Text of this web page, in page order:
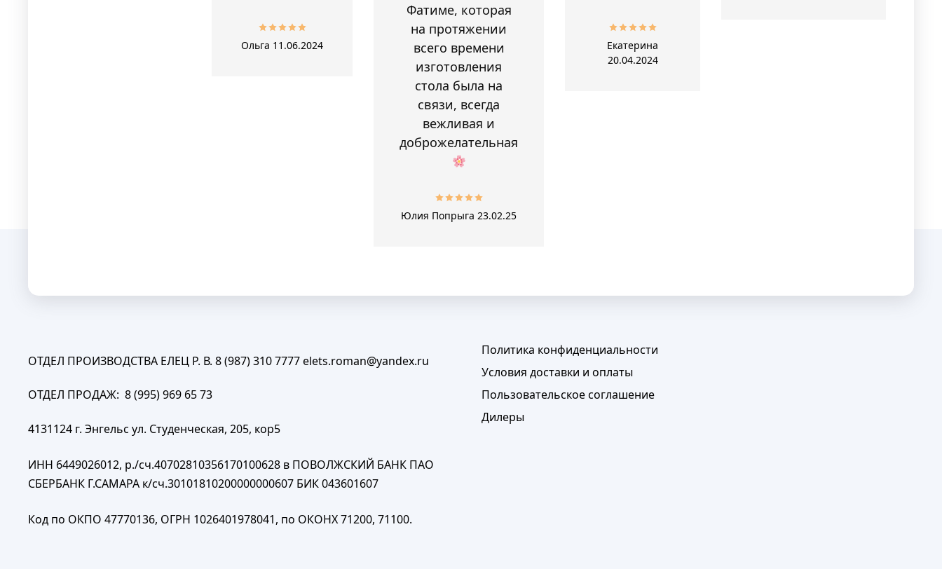
Ольга 11.06.2024
Фатиме, которая
на протяжении
всего времени
изготовления
стола была на
связи, всегда
вежливая и
доброжелательная
Юлия Попрыга 23.02.25
Екатерина
20.04.2024
ОТДЕЛ ПРОИЗВОДСТВА ЕЛЕЦ Р. В. 8 (987) 310 7777elets.roman@yandex.ru
ОТДЕЛ ПРОДАЖ: 8 (995) 969 65 73
4131124 г. Энгельс ул. Студенческая, 205, кор5
ИНН 6449026012, р./сч.40702810356170100628 в ПОВОЛЖСКИЙ БАНК ПАО
СБЕРБАНК Г.САМАРА к/сч.30101810200000000607 БИК 043601607
Код по ОКПО 47770136, ОГРН 1026401978041, по ОКОНХ 71200, 71100.
Политика конфиденциальности
Условия доставки и оплаты
Пользовательское соглашение
Дилеры